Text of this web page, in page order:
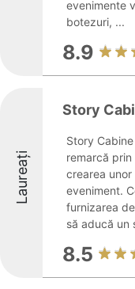
evenimente
botezuri, ...
8.9
Laureați
Story
Story
remarcă
crearea
eveniment.
furnizarea
să aducă un
8.5